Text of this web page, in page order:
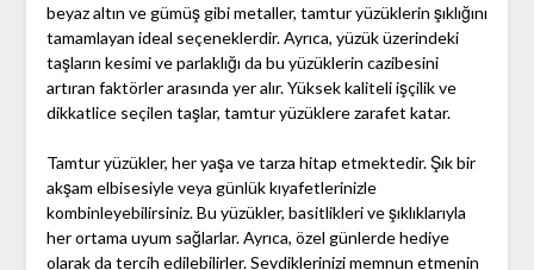
beyaz altın ve gümüş gibi metaller, tamtur yüzüklerin şıklığını
tamamlayan ideal seçeneklerdir. Ayrıca, yüzük üzerindeki
taşların kesimi ve parlaklığı da bu yüzüklerin cazibesini
artıran faktörler arasında yer alır. Yüksek kaliteli işçilik ve
dikkatlice seçilen taşlar, tamtur yüzüklere zarafet katar.
Tamtur yüzükler, her yaşa ve tarza hitap etmektedir. Şık bir
akşam elbisesiyle veya günlük kıyafetlerinizle
kombinleyebilirsiniz. Bu yüzükler, basitlikleri ve şıklıklarıyla
her ortama uyum sağlarlar. Ayrıca, özel günlerde hediye
olarak da tercih edilebilirler. Sevdiklerinizi memnun etmenin